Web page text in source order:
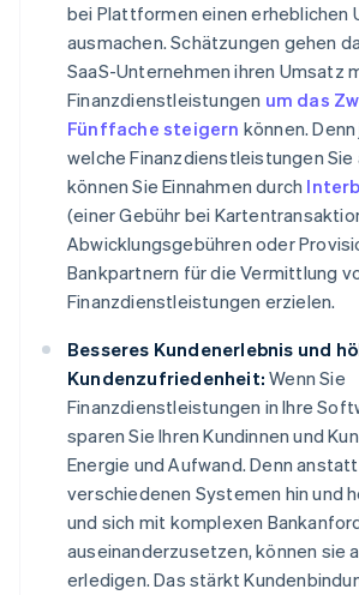
bei Plattformen einen erheblichen
ausmachen. Schätzungen gehen
SaaS-Unternehmen ihren Umsatz
Finanzdienstleistungen um das
Fünffache steigern können.
welche Finanzdienstleistungen Sie
können Sie Einnahmen durch
(einer Gebühr bei
Abwicklungsgebühren oder
Bankpartnern für die Vermittlung
Finanzdienstleistungen erzielen.
Besseres Kundenerlebnis und
Kundenzufriedenheit: Wenn Sie
Finanzdienstleistungen in Ihre
sparen Sie Ihren Kundinnen und
Energie und Aufwand. Denn
verschiedenen Systemen hin und
und sich mit komplexen
auseinanderzusetzen, können sie
erledigen. Das stärkt